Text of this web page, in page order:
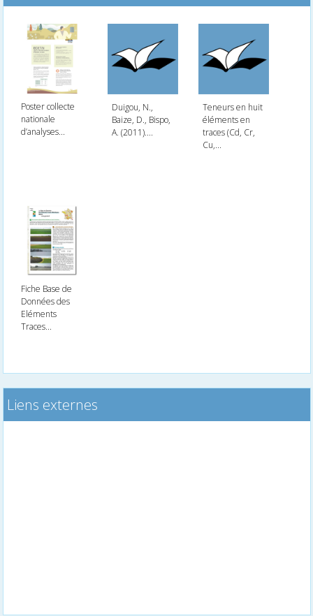
Poster collecte
nationale
d’analyses...
Duigou, N.,
Baize, D., Bispo,
A. (2011)....
Teneurs en huit
éléments en
traces (Cd, Cr,
Cu,...
Fiche Base de
Données des
Eléments
Traces...
Liens externes